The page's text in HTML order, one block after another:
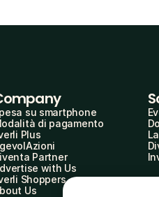
su smartphone
di pagamento
Plus
Partner
with Us
Shoppers
Us